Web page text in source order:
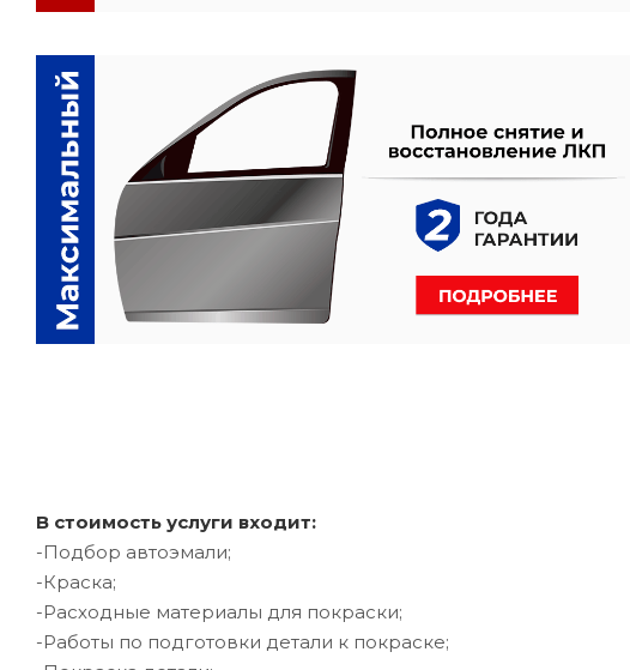
В стоимость услуги входит:
-Подбор автоэмали;
-Краска;
-Расходные материалы для покраски;
-Работы по подготовки детали к покраске;